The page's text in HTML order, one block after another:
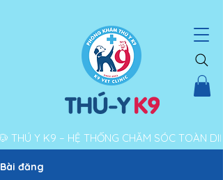
THÚ Y K9 – HỆ THỐNG CHĂM SÓC TOÀN
Bài đăng